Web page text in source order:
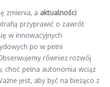
zmienia, a aktualności
przyprawić o zawrót
w innowacyjnych
po w pełni
również rozwój
choć pełna autonomia wciąż
jest, aby być na bieżąco z